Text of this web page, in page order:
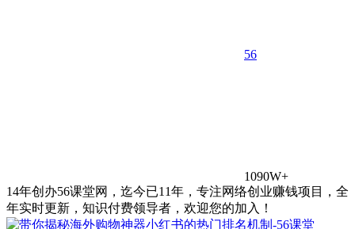
56
1090W+
14年创办56课堂网，迄今已11年，专注网络创业赚钱项目，全
年实时更新，知识付费领导者，欢迎您的加入！